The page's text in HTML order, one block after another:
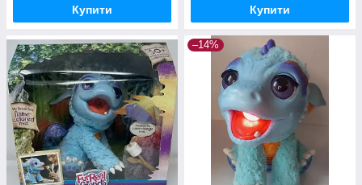
Купити Купити
–14%